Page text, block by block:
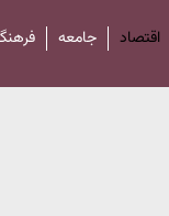
اقتصاد جامعه